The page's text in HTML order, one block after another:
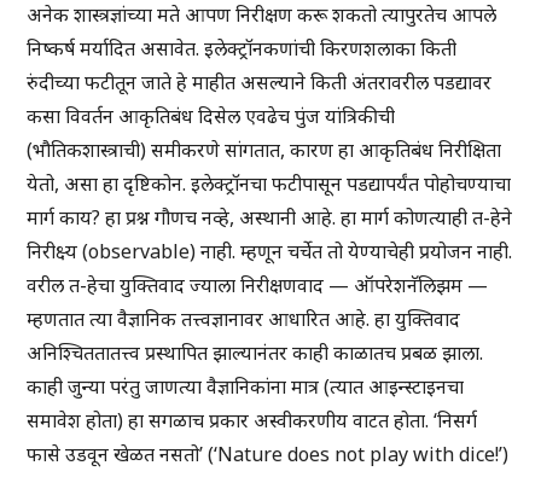
अनेक शास्त्रज्ञांच्या मते आपण निरीक्षण करू शकतो त्यापुरतेच आपले
निष्कर्ष मर्यादित असावेत. इलेक्ट्रॉनकणांची किरणशलाका किती
रुंदीच्या फटीतून जाते हे माहीत असल्याने किती अंतरावरील पडद्यावर
कसा विवर्तन आकृतिबंध दिसेल एवढेच पुंज यांत्रिकीची
(भौतिकशास्त्राची) समीकरणे सांगतात, कारण हा आकृतिबंध निरीक्षिता
येतो, असा हा दृष्टिकोन. इलेक्ट्रॉनचा फटीपासून पडद्यापर्यंत पोहोचण्याचा
मार्ग काय? हा प्रश्न गौणच नव्हे, अस्थानी आहे. हा मार्ग कोणत्याही त-हेने
निरीक्ष्य (observable) नाही. म्हणून चर्चेत तो येण्याचेही प्रयोजन नाही.
वरील त-हेचा युक्तिवाद ज्याला निरीक्षणवाद — ऑपरेशनॅलिझम —
म्हणतात त्या वैज्ञानिक तत्त्वज्ञानावर आधारित आहे. हा युक्तिवाद
अनिश्चिततातत्त्व प्रस्थापित झाल्यानंतर काही काळातच प्रबळ झाला.
काही जुन्या परंतु जाणत्या वैज्ञानिकांना मात्र (त्यात आइन्स्टाइनचा
समावेश होता) हा सगळाच प्रकार अस्वीकरणीय वाटत होता. ‘निसर्ग
फासे उडवून खेळत नसतो’ (‘Nature does not play with dice!’)